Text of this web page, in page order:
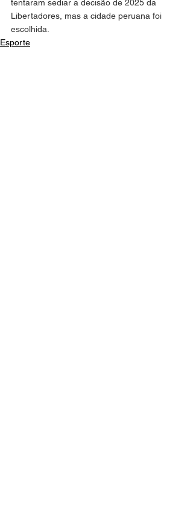
tentaram sediar a decisão de 2025 da
Libertadores, mas a cidade peruana foi
escolhida.
Esporte